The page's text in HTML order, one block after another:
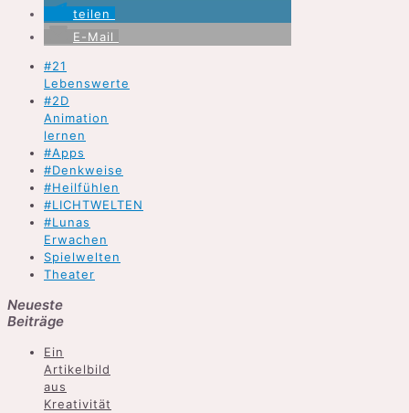
teilen
E-Mail
#21
Lebenswerte
#2D
Animation
lernen
#Apps
#Denkweise
#Heilfühlen
#LICHTWELTEN
#Lunas
Erwachen
Spielwelten
Theater
Neueste
Beiträge
Ein
Artikelbild
aus
Kreativität